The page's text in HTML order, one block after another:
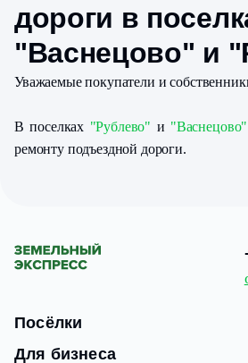
дороги в
"Васнецово" и
Уважаемые покупатели и
В поселках "Рублево" и "Васнецово"
ремонту подъездной дороги.
Посёлки
Для бизнеса